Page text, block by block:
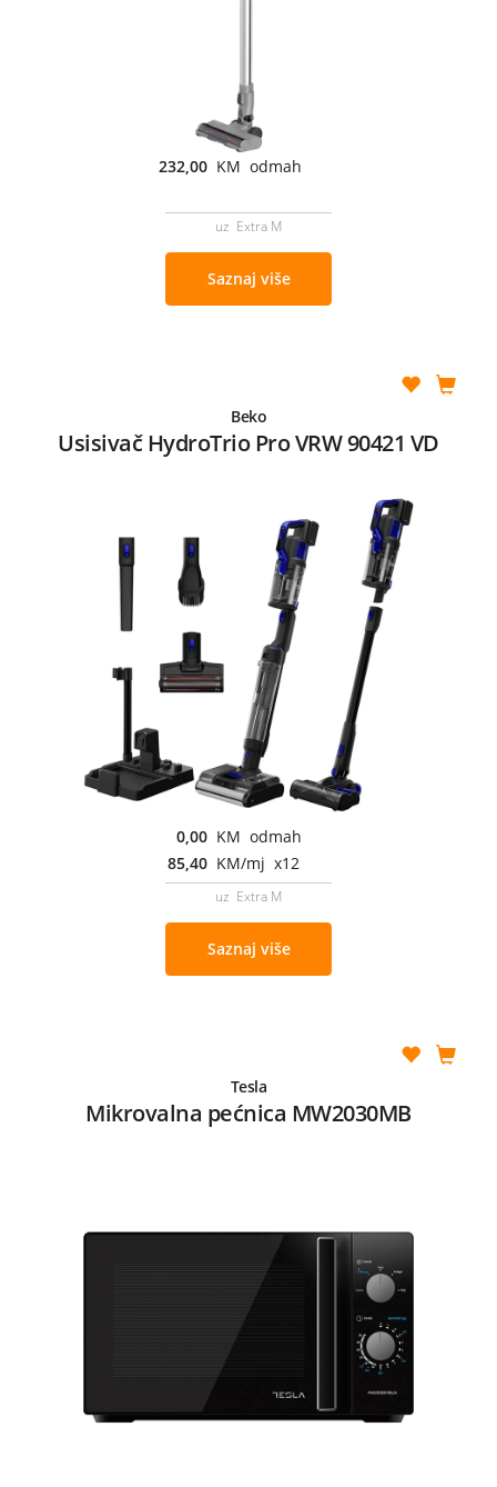
232,00 KM odmah
uz Extra M
Saznaj više
Beko
Usisivač HydroTrio Pro VRW 90421 VD
0,00 KM odmah
85,40 KM/mj x12
uz Extra M
Saznaj više
Tesla
Mikrovalna pećnica MW2030MB